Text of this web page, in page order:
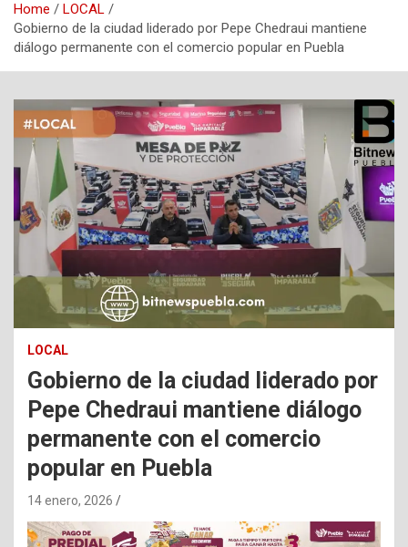
Home
LOCAL
Gobierno de la ciudad liderado por Pepe Chedraui mantiene
diálogo permanente con el comercio popular en Puebla
LOCAL
Gobierno de la ciudad liderado por
Pepe Chedraui mantiene diálogo
permanente con el comercio
popular en Puebla
14 enero, 2026